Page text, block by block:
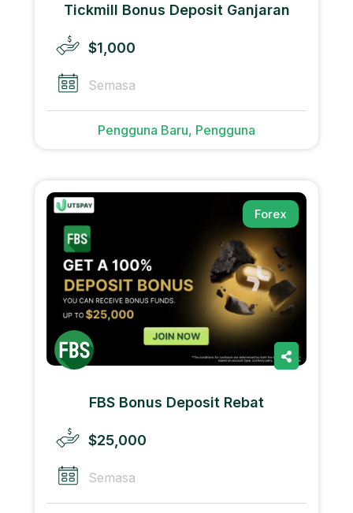
Tickmill Bonus Deposit Ganjaran
$1,000
Semasa
Pengguna Baru, Pengguna
Forex
FBS Bonus Deposit Rebat
$25,000
Semasa